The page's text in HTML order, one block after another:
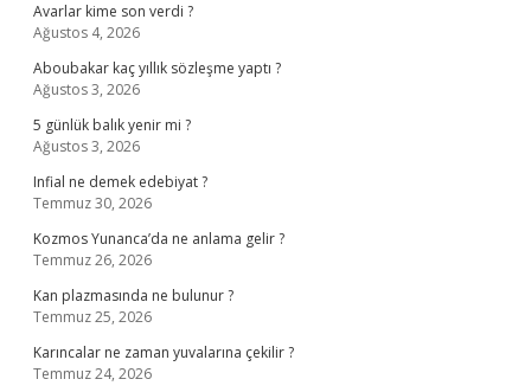
Avarlar kime son verdi ?
Ağustos 4, 2026
Aboubakar kaç yıllık sözleşme yaptı ?
Ağustos 3, 2026
5 günlük balık yenir mi ?
Ağustos 3, 2026
Infial ne demek edebiyat ?
Temmuz 30, 2026
Kozmos Yunanca’da ne anlama gelir ?
Temmuz 26, 2026
Kan plazmasında ne bulunur ?
Temmuz 25, 2026
Karıncalar ne zaman yuvalarına çekilir ?
Temmuz 24, 2026